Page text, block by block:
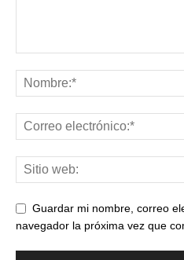
Guardar mi nombre, correo
navegador la próxima vez que